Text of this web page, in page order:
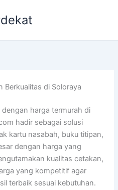
Berkualitas di Soloraya
harga termurah di
hadir sebagai solusi
kartu nasabah, buku titipan,
dengan harga yang
kualitas cetakan,
yang kompetitif agar
terbaik sesuai kebutuhan.